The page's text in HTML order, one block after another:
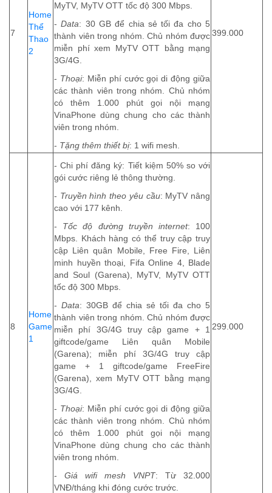
7
Home
Thể
Thao
2
MyTV, MyTV OTT tốc độ 300 Mbps.
-Data: 30 GB để chia sẻ tối đa cho 5
thành viên trong nhóm. Chủ nhóm được
miễn phí xem MyTV OTT bằng mạng
3G/4G.
- Thoại: Miễn phí cước gọi di động giữa
các thành viên trong nhóm. Chủ nhóm
có thêm 1.000 phút gọi nội mạng
VinaPhone dùng chung cho các thành
viên trong nhóm.
- Tặng thêm thiết bị: 1 wifi mesh.
399.000
8
Home
Game
1
- Chi phí đăng ký: Tiết kiệm 50% so với
gói cước riêng lẻ thông thường.
- Truyền hình theo yêu cầu: MyTV nâng
cao với 177 kênh.
- Tốc độ đường truyền internet: 100
Mbps. Khách hàng có thể truy cập truy
cập Liên quân Mobile, Free Fire, Liên
minh huyền thoại, Fifa Online 4, Blade
and Soul (Garena), MyTV, MyTV OTT
tốc độ 300 Mbps.
- Data: 30GB để chia sẻ tối đa cho 5
thành viên trong nhóm. Chủ nhóm được
miễn phí 3G/4G truy cập game + 1
giftcode/game Liên quân Mobile
(Garena); miễn phí 3G/4G truy cập
game + 1 giftcode/game FreeFire
(Garena), xem MyTV OTT bằng mạng
3G/4G.
- Thoại: Miễn phí cước gọi di động giữa
các thành viên trong nhóm. Chủ nhóm
có thêm 1.000 phút gọi nội mạng
VinaPhone dùng chung cho các thành
viên trong nhóm.
- Giá wifi mesh VNPT: Từ 32.000
VNĐ/tháng khi đóng cước trước.
299.000